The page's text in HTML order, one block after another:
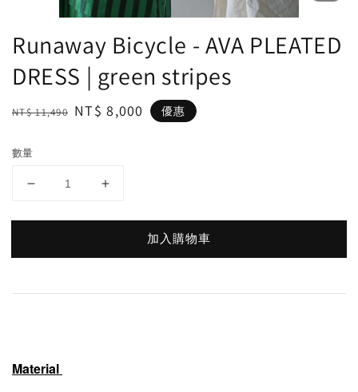
Runaway Bicycle - AVA PLEATED
DRESS | green stripes
Regular
NT$ 11,490 Sale
NT$ 8,000 優惠
數量
加入購物車
Material